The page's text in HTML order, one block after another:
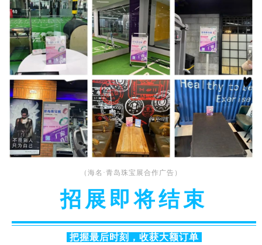
（海名·青岛珠宝展合作广告）
招展即将结束
把握最后时刻，收获大额订单